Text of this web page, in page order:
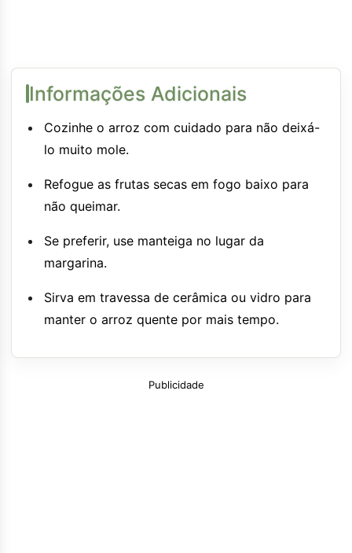
Informações Adicionais
Cozinhe o arroz com cuidado para não deixá-
lo muito mole.
Refogue as frutas secas em fogo baixo para
não queimar.
Se preferir, use manteiga no lugar da
margarina.
Sirva em travessa de cerâmica ou vidro para
manter o arroz quente por mais tempo.
Publicidade